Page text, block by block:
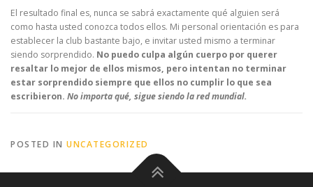
El resultado final es, nunca se sabrá exactamente qué alguien será
como hasta usted conozca todos ellos. Mi personal orientación es para
establecer la club bastante bajo, e invitar usted mismo a terminar
siendo sorprendido. No puedo culpa algún cuerpo por querer
resaltar lo mejor de ellos mismos, pero intentan no terminar
estar sorprendido siempre que ellos no cumplir lo que sea
escribieron. No importa qué, sigue siendo la red mundial.
POSTED IN UNCATEGORIZED